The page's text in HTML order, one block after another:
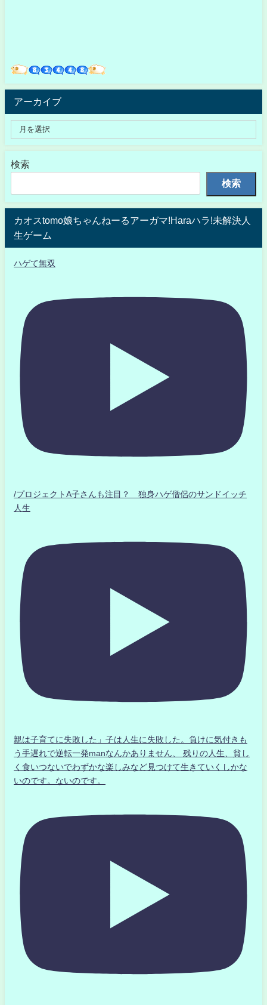
アーカイブ
検索
検索
カオスtomo娘ちゃんねーるアーガマ!Haraハラ!未解決人
生ゲーム
ハゲて無双
/プロジェクトA子さんも注目？ 独身ハゲ僧侶のサンドイッチ
人生
親は子育てに失敗した」子は人生に失敗した。負けに気付きも
う手遅れで逆転一発manなんかありません、 残りの人生、貧し
く食いつないでわずかな楽しみなど見つけて生きていくしかな
いのです。ないのです。